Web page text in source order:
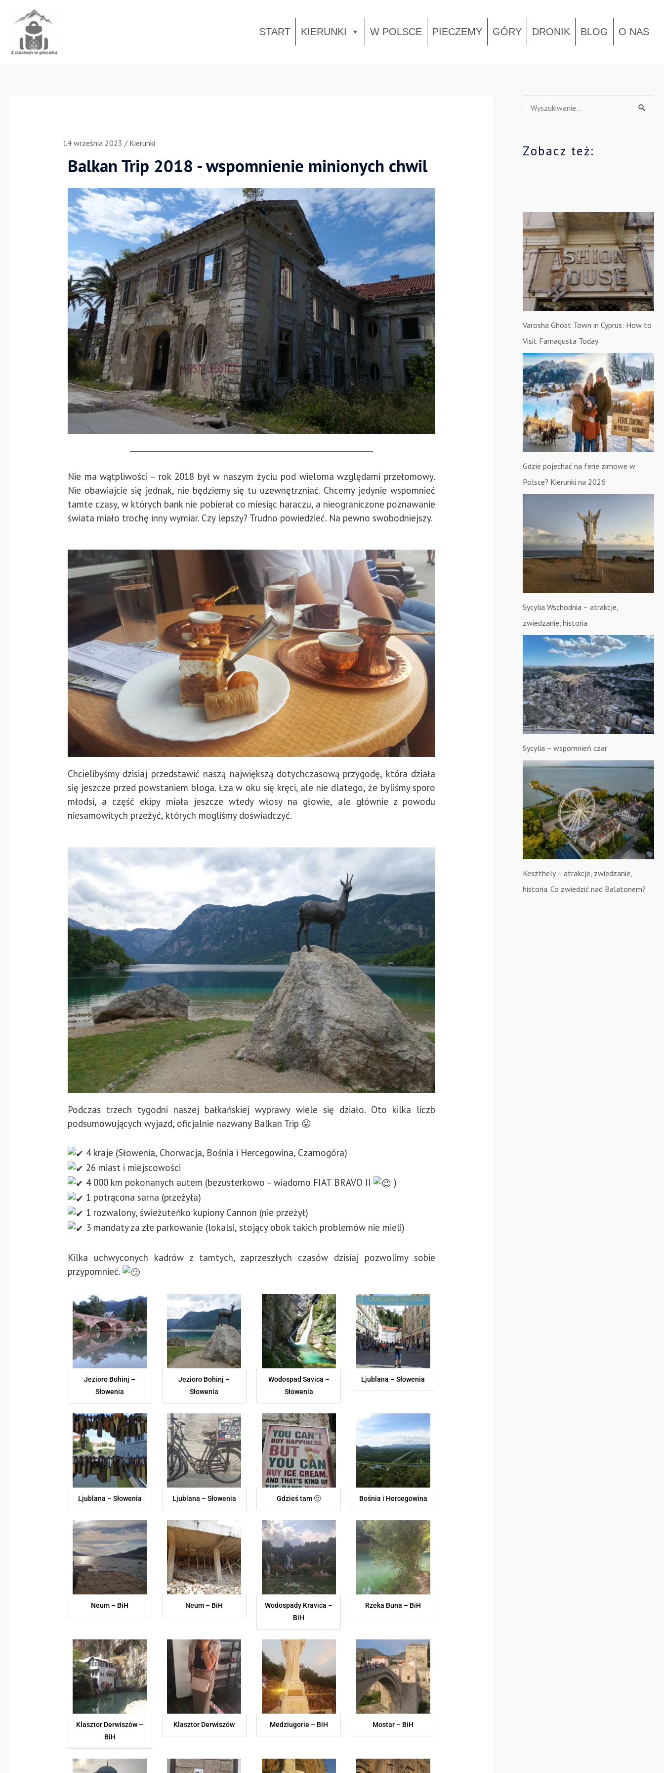
START KIERUNKI W POLSCE PIECZEMY GÓRY DRONIK BLOG O NAS
14 września 2023 / Kierunki
Balkan Trip 2018 - wspomnienie minionych chwil
Nie ma wątpliwości – rok 2018 był w naszym życiu pod wieloma względami przełomowy.
Nie obawiajcie się jednak, nie będziemy się tu uzewnętrzniać. Chcemy jedynie wspomnieć
tamte czasy, w których bank nie pobierał co miesiąc haraczu, a nieograniczone poznawanie
świata miało trochę inny wymiar. Czy lepszy? Trudno powiedzieć. Na pewno swobodniejszy.
Chcielibyśmy dzisiaj przedstawić naszą największą dotychczasową przygodę, która działa
się jeszcze przed powstaniem bloga. Łza w oku się kręci, ale nie dlatego, że byliśmy sporo
młodsi, a część ekipy miała jeszcze wtedy włosy na głowie, ale głównie z powodu
niesamowitych przeżyć, których mogliśmy doświadczyć.
Podczas trzech tygodni naszej bałkańskiej wyprawy wiele się działo. Oto kilka liczb
podsumowujących wyjazd, oficjalnie nazwany Balkan Trip 😛
4 kraje (Słowenia, Chorwacja, Bośnia i Hercegowina, Czarnogóra)
26 miast i miejscowości
4 000 km pokonanych autem (bezusterkowo – wiadomo FIAT BRAVO II
)
1 potrącona sarna (przeżyła)
1 rozwalony, świeżuteńko kupiony Cannon (nie przeżył)
3 mandaty za złe parkowanie (lokalsi, stojący obok takich problemów nie mieli)
Kilka uchwyconych kadrów z tamtych, zaprzeszłych czasów dzisiaj pozwolimy sobie
przypomnieć.
Jezioro Bohinj –
Słowenia
Jezioro Bohinj –
Słowenia
Wodospad Savica –
Słowenia
Ljublana – Słowenia
Ljublana – Słowenia Ljublana – Słowenia Gdzieś tam 🙂 Bośnia i Hercegowina
Neum – BiH Neum – BiH
Wodospady Kravica –
BiH
Rzeka Buna – BiH
Klasztor Derwiszów –
BiH
Klasztor Derwiszów Medziugorie – BiH Mostar – BiH
k
a
:
Zobacz też:
Varosha Ghost Town in Cyprus: How to
Visit Famagusta Today
Gdzie pojechać na ferie zimowe w
Polsce? Kierunki na 2026
Sycylia Wschodnia – atrakcje,
zwiedzanie, historia
Sycylia – wspomnień czar
Keszthely – atrakcje, zwiedzanie,
historia. Co zwiedzić nad Balatonem?